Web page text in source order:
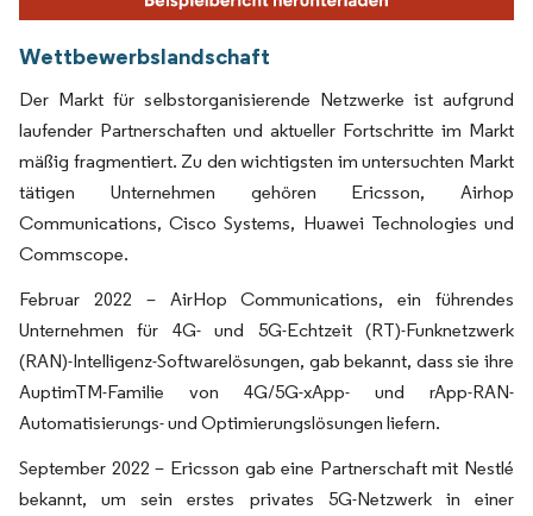
Wettbewerbslandschaft
Der Markt für selbstorganisierende Netzwerke ist aufgrund
laufender Partnerschaften und aktueller Fortschritte im Markt
mäßig fragmentiert. Zu den wichtigsten im untersuchten Markt
tätigen Unternehmen gehören Ericsson, Airhop
Communications, Cisco Systems, Huawei Technologies und
Commscope.
Februar 2022 – AirHop Communications, ein führendes
Unternehmen für 4G- und 5G-Echtzeit (RT)-Funknetzwerk
(RAN)-Intelligenz-Softwarelösungen, gab bekannt, dass sie ihre
AuptimTM-Familie von 4G/5G-xApp- und rApp-RAN-
Automatisierungs- und Optimierungslösungen liefern.
September 2022 – Ericsson gab eine Partnerschaft mit Nestlé
bekannt, um sein erstes privates 5G-Netzwerk in einer